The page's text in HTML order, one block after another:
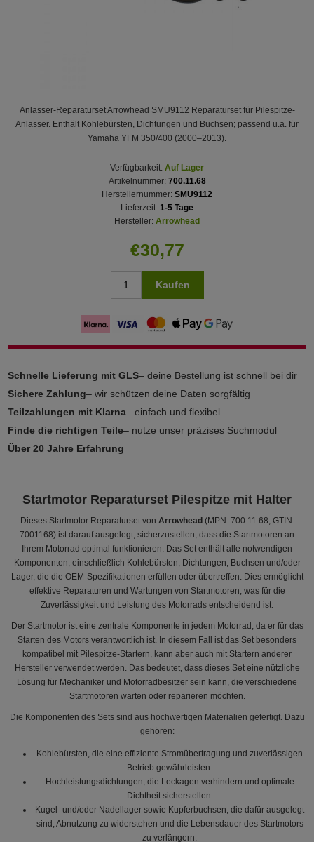
Anlasser-Reparaturset Arrowhead SMU9112 Reparaturset für Pilespitze-
Anlasser. Enthält Kohlebürsten, Dichtungen und Buchsen; passend u.a. für
Yamaha YFM 350/400 (2000–2013).
Verfügbarkeit: Auf Lager
Artikelnummer: 700.11.68
Herstellernummer: SMU9112
Lieferzeit: 1-5 Tage
Hersteller: Arrowhead
€30,77
Kaufen
Schnelle Lieferung mit GLS– deine Bestellung ist schnell bei dir
Sichere Zahlung– wir schützen deine Daten sorgfältig
Teilzahlungen mit Klarna– einfach und flexibel
Finde die richtigen Teile– nutze unser präzises Suchmodul
Über 20 Jahre Erfahrung
Startmotor Reparaturset Pilespitze mit Halter
Dieses Startmotor Reparaturset von Arrowhead(MPN: 700.11.68, GTIN:
7001168) ist darauf ausgelegt, sicherzustellen, dass die Startmotoren an
Ihrem Motorrad optimal funktionieren. Das Set enthält alle notwendigen
Komponenten, einschließlich Kohlebürsten, Dichtungen, Buchsen und/oder
Lager, die die OEM-Spezifikationen erfüllen oder übertreffen. Dies ermöglicht
effektive Reparaturen und Wartungen von Startmotoren, was für die
Zuverlässigkeit und Leistung des Motorrads entscheidend ist.
Der Startmotor ist eine zentrale Komponente in jedem Motorrad, da er für das
Starten des Motors verantwortlich ist. In diesem Fall ist das Set besonders
kompatibel mit Pilespitze-Startern, kann aber auch mit Startern anderer
Hersteller verwendet werden. Das bedeutet, dass dieses Set eine nützliche
Lösung für Mechaniker und Motorradbesitzer sein kann, die verschiedene
Startmotoren warten oder reparieren möchten.
Die Komponenten des Sets sind aus hochwertigen Materialien gefertigt. Dazu
gehören:
Kohlebürsten, die eine effiziente Stromübertragung und zuverlässigen
Betrieb gewährleisten.
Hochleistungsdichtungen, die Leckagen verhindern und optimale
Dichtheit sicherstellen.
Kugel- und/oder Nadellager sowie Kupferbuchsen, die dafür ausgelegt
sind, Abnutzung zu widerstehen und die Lebensdauer des Startmotors
zu verlängern.